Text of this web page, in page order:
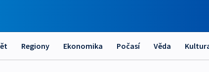
Regiony Ekonomika Počasí Věda